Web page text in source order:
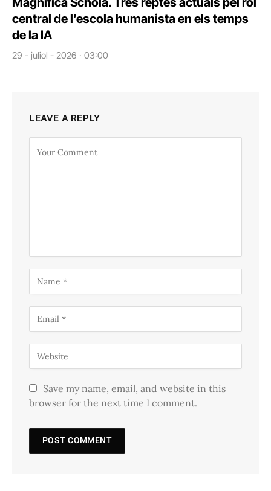
central de l’escola humanista en els temps
de la IA
29 - juliol - 2026 · 03:00
LEAVE A REPLY
Save my name, email, and website in this
browser for the next time I comment.